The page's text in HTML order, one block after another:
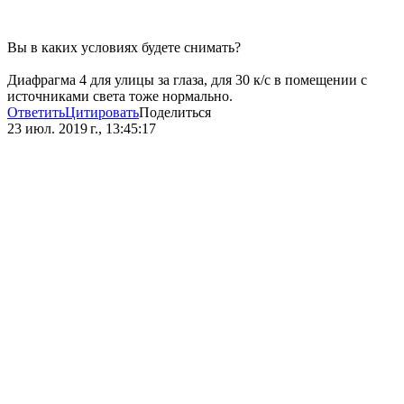
Вы в каких условиях будете снимать?
Диафрагма 4 для улицы за глаза, для 30 к/с в помещении с
источниками света тоже нормально.
ОтветитьЦитироватьПоделиться
23 июл. 2019 г., 13:45:17